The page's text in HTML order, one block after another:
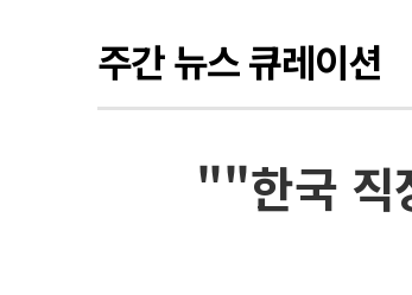
주간 뉴스 큐레이션
""한국 직